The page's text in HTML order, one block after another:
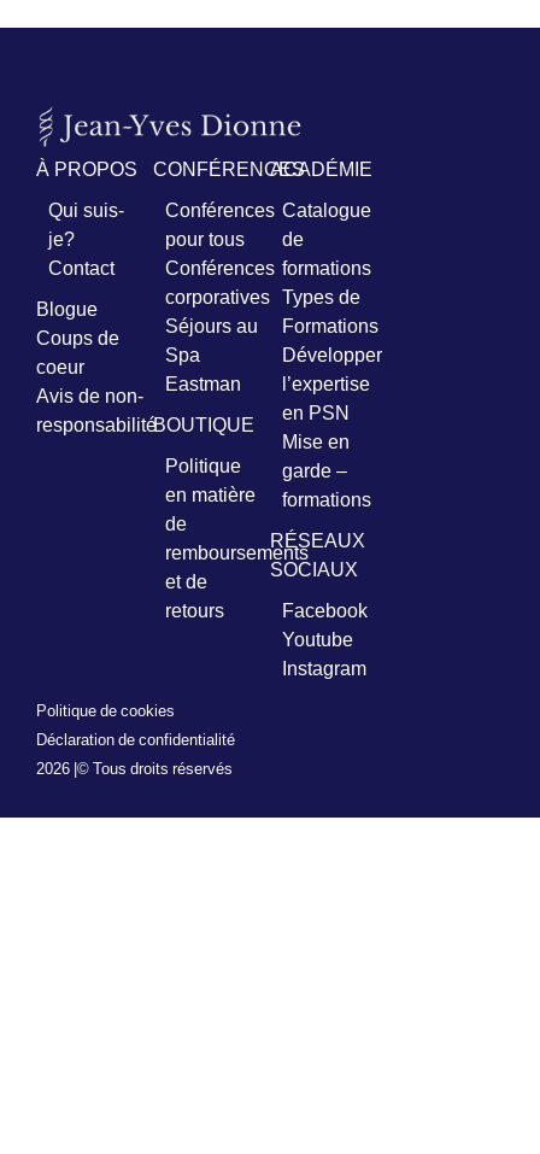
À PROPOS
Qui suis-
je?
Contact
Blogue
Coups de
coeur
Avis de non-
responsabilité
CONFÉRENCES
Conférences
pour tous
Conférences
corporatives
Séjours au
Spa
Eastman
BOUTIQUE
Politique
en matière
de
remboursements
et de
retours
ACADÉMIE
Catalogue
de
formations
Types de
Formations
Développer
l’expertise
en PSN
Mise en
garde –
formations
RÉSEAUX
SOCIAUX
Facebook
Youtube
Instagram
2026 |© Tous droits réservés
Politique de cookies
Déclaration de confidentialité